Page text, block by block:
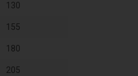
130
155
180
205